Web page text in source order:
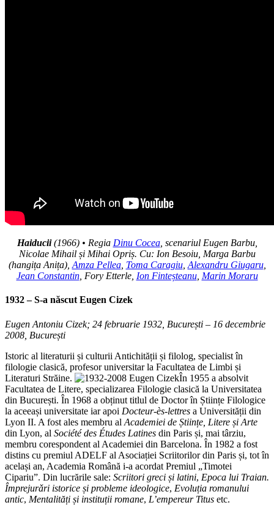
Haiducii(1966) • Regia Dinu Cocea, scenariul Eugen Barbu,
Nicolae Mihail și Mihai Opriș. Cu: Ion Besoiu, Marga Barbu
(hangița Anița), Amza Pellea, Toma Caragiu, Alexandru Giugaru,
Jean Constantin, Fory Etterle, Ion Finteșteanu, Marin Moraru
1932 – S-a născut Eugen Cizek
Eugen Antoniu Cizek; 24 februarie 1932 , București – 16 decembrie
2008, București
Istoric al literaturii și culturii Antichității și filolog, specialist în
filologie clasică, profesor universitar la Facultatea de Limbi și
Literaturi Străine.
În 1955 a absolvit
Facultatea de Litere, specializarea Filologie clasică la Universitatea
din București. În 1968 a obținut titlul de Doctor în Științe Filologice
la aceeași universitate iar apoi Docteur-ès-lettres a Universității din
Lyon II. A fost ales membru al Academiei de Științe, Litere și Arte
din Lyon, al Société des Études Latines din Paris și, mai târziu,
membru corespondent al Academiei din Barcelona. În 1982 a fost
distins cu premiul ADELF al Asociației Scriitorilor din Paris și, tot în
același an, Academia Română i-a acordat Premiul „Timotei
Cipariu”. Din lucrările sale: Scriitori greci și latini, Epoca lui Traian.
Împrejurǎri istorice și probleme ideologice, Evoluția romanului
antic, Mentalități și instituții romane, L’empereur Titus etc.